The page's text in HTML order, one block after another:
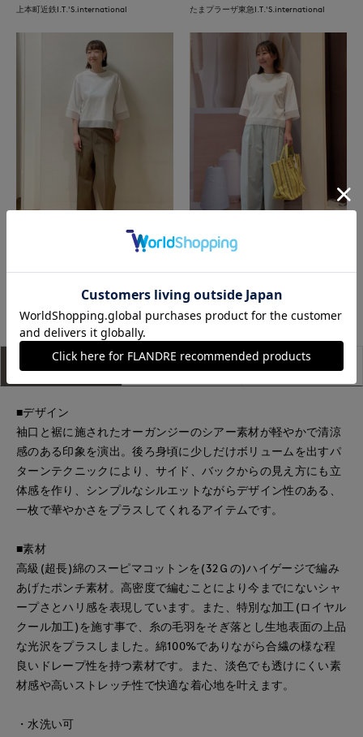
上本町近鉄I.T.'S.international たまプラーザ東急I.T.'S.international
たまプラーザ東急I.T.'S.international
もっと見る
■デザイン
袖口と裾に施されたオーガンジーのシアー素材が軽やかで清涼
感のある印象を演出。後ろ身頃に少しだけボリュームを出すパ
ターンテクニックにより、サイド、バックからの見え方にも立
体感を作り、シンプルなシルエットながらデザイン性のある、
一枚で華やかさをプラスしてくれるアイテムです。
■素材
高級(超長)綿のスーピマコットンを(32Ｇの)ハイゲージで編み
あげたポンチ素材。高密度で編むことにより今までにないシャ
ープさとハリ感を表現しています。また、特別な加工(ロイヤル
クール加工)を施す事で、糸の毛羽をそぎ落とし生地表面の上品
な光沢をプラスしました。綿100%でありながら合繊の様な程
良いドレープ性を持つ素材です。また、淡色でも透けにくい素
材感や高いストレッチ性で快適な着心地を叶えます。
・水洗い可